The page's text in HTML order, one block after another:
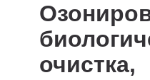
очистка,